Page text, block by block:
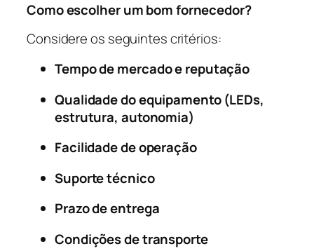
Como escolher um bom fornecedor?
Considere os seguintes critérios:
Tempo de mercado e reputação
Qualidade do equipamento (LEDs,
estrutura, autonomia)
Facilidade de operação
Suporte técnico
Prazo de entrega
Condições de transporte